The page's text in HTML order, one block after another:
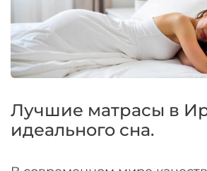
Лучшие матрасы в
идеального сна.
Добавляйте товары
в корзину
любого банка